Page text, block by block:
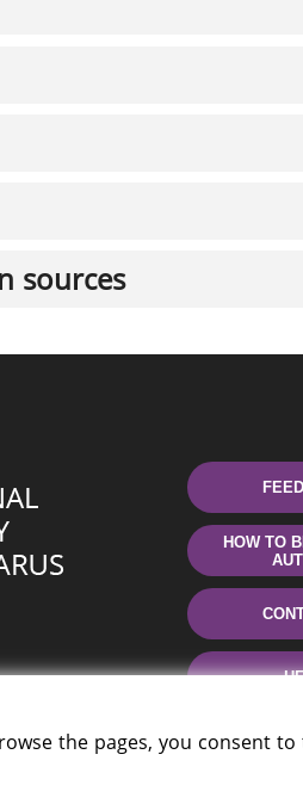
sources
HOW TO
the pages, you consent